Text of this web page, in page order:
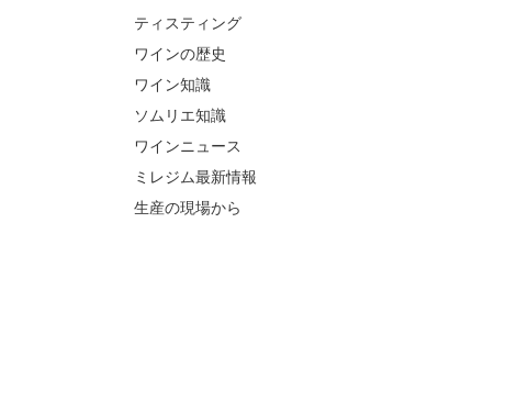
ティスティング
ワインの歴史
ワイン知識
ソムリエ知識
ワインニュース
ミレジム最新情報
生産の現場から